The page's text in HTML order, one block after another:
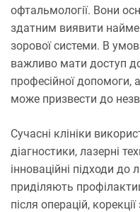
офтальмології. Вони
здатним виявити
зорової системи. В
важливо мати доступ
професійної допомоги,
може призвести до
Сучасні клініки
діагностики, лазерні
інноваційні підходи до
приділяють
після операцій,